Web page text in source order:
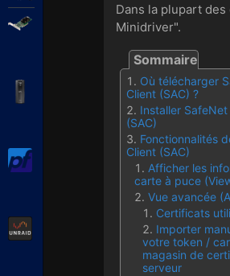
Broadcom MegaRAID
APC Back-UPS Pro
Dans la plupart
Minidriver".
Où télécharger
Client (SAC) ?
Installer
(SAC)
Fonctionnalités
Client (SAC)
Afficher les
carte à puce
Vue avancée
Certificats
Importer
votre token /
magasin de
serveur